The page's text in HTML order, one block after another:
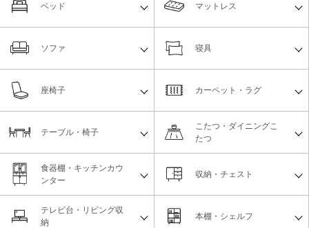
ベッド マットレス
ソファ 寝具
座椅子 カーペット・ラグ
テーブル・椅子
こたつ・ダイニングこ
たつ
食器棚・キッチンカウ
ンター
収納・チェスト
テレビ台・リビング収
納
本棚・シェルフ